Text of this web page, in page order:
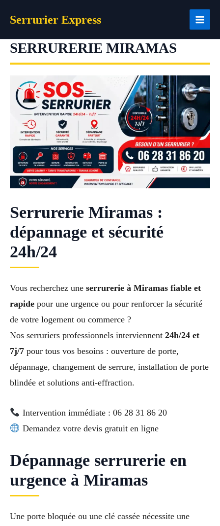
Serrurier Express
SERRURERIE MIRAMAS
Serrurerie Miramas :
dépannage et sécurité
24h/24
Vous recherchez une serrurerie à Miramas fiable et
rapide pour une urgence ou pour renforcer la sécurité
de votre logement ou commerce ?
Nos serruriers professionnels interviennent 24h/24 et
7j/7 pour tous vos besoins : ouverture de porte,
dépannage, changement de serrure, installation de porte
blindée et solutions anti-effraction.
Intervention immédiate : 06 28 31 86 20
Demandez votre devis gratuit en ligne
Dépannage serrurerie en
urgence à Miramas
Une porte bloquée ou une clé cassée nécessite une